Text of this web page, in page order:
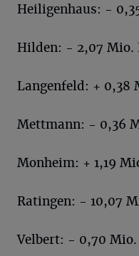
Heiligenhaus: -
Hilden: - 2,07 Mio.
Langenfeld: + 0,38
Mettmann: - 0,36
Monheim: + 1,19
Ratingen: - 10,07
Velbert: - 0,70 Mio.